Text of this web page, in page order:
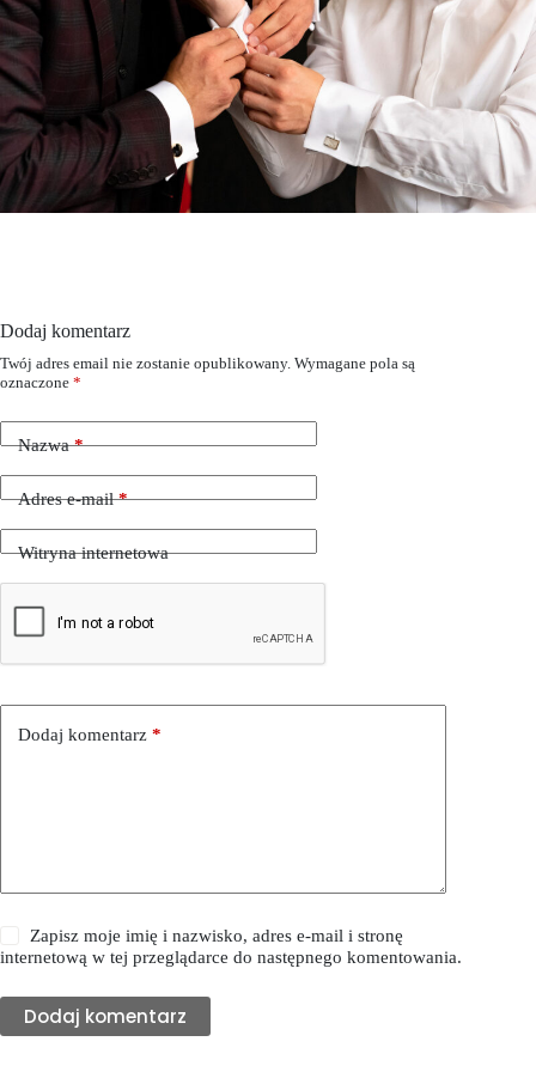
Dodaj komentarz
Twój adres email nie zostanie opublikowany. Wymagane pola są
oznaczone *
Nazwa*
Adres e-mail*
Witryna internetowa
Dodaj komentarz *
Zapisz moje imię i nazwisko, adres e-mail i stronę
internetową w tej przeglądarce do następnego komentowania.
Dodaj komentarz